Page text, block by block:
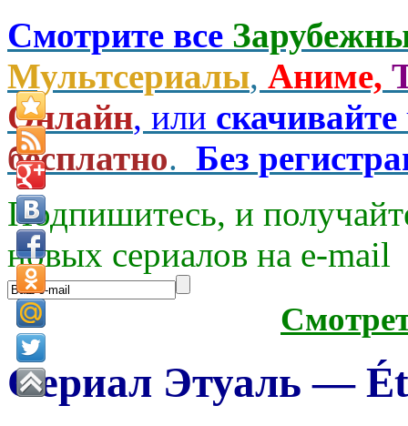
Смотрите все
Мультсериалы, Аниме,
Онлайн, или скачивайте
бесплатно. Без
Подпишитесь, и
новых сериалов на e-mаil
Сериал Этуаль —